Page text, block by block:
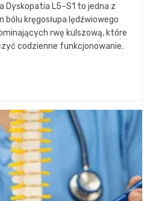
Dyskopatia L5–S1 to jedna z
kręgosłupa lędźwiowego
rwę kulszową, które
codzienne funkcjonowanie.